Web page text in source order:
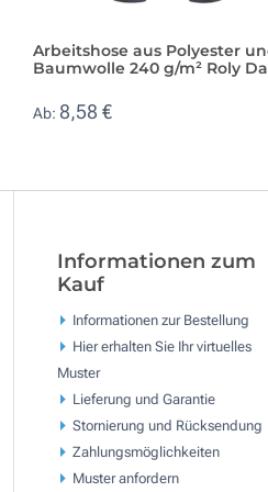
Arbeitshose aus Polyester
Baumwolle 240 g/m² Roly
Ab: 8,58 €
Informationen zum
Kauf
Informationen zur Bestellung
Hier erhalten Sie Ihr virtuelles
Muster
Lieferung und Garantie
Stornierung und Rücksendung
Zahlungsmöglichkeiten
Muster anfordern